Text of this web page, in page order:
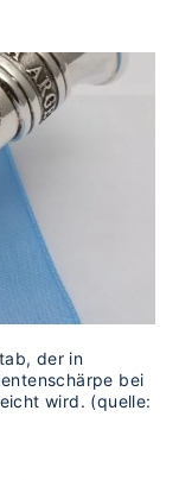
der in
bei
wird. (quelle: